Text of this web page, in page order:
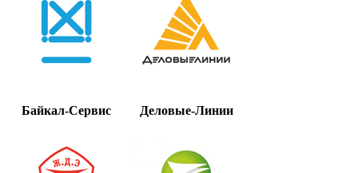
Байкал-Сервис Деловые-Линии